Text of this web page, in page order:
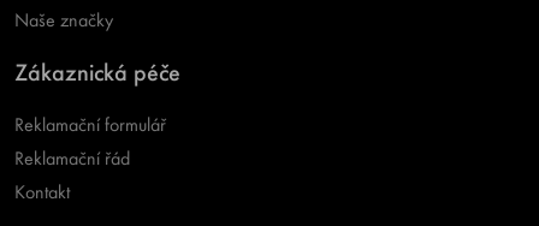
Naše značky
Zákaznická péče
Reklamační formulář
Reklamační řád
Kontakt